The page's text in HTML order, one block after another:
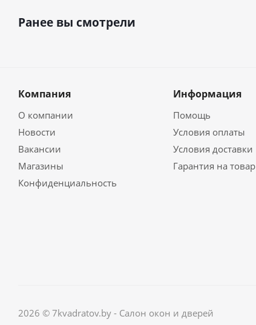
Ранее вы смотрели
Компания
О компании
Новости
Вакансии
Магазины
Конфиденциальность
Информация
Помощь
Условия оплаты
Условия доставки
Гарантия на товар
2026 © 7kvadratov.by - Салон окон и дверей